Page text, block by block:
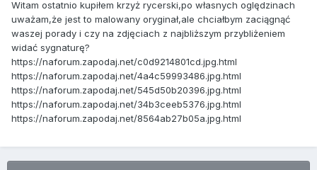
Witam ostatnio kupiłem krzyż rycerski,po własnych oględzinach
uważam,że jest to malowany oryginał,ale chciałbym zaciągnąć
waszej porady i czy na zdjęciach z najbliższym przybliżeniem
widać sygnaturę?
https://naforum.zapodaj.net/c0d9214801cd.jpg.html
https://naforum.zapodaj.net/4a4c59993486.jpg.html
https://naforum.zapodaj.net/545d50b20396.jpg.html
https://naforum.zapodaj.net/34b3ceeb5376.jpg.html
https://naforum.zapodaj.net/8564ab27b05a.jpg.html